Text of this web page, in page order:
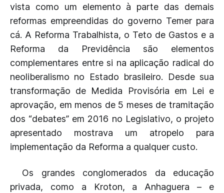
vista como um elemento à parte das demais
reformas empreendidas do governo Temer para
cá. A Reforma Trabalhista, o Teto de Gastos e a
Reforma da Previdência são elementos
complementares entre si na aplicação radical do
neoliberalismo no Estado brasileiro. Desde sua
transformação de Medida Provisória em Lei e
aprovação, em menos de 5 meses de tramitação
dos “debates” em 2016 no Legislativo, o projeto
apresentado mostrava um atropelo para
implementação da Reforma a qualquer custo.
Os grandes conglomerados da educação
privada, como a Kroton, a Anhaguera – e